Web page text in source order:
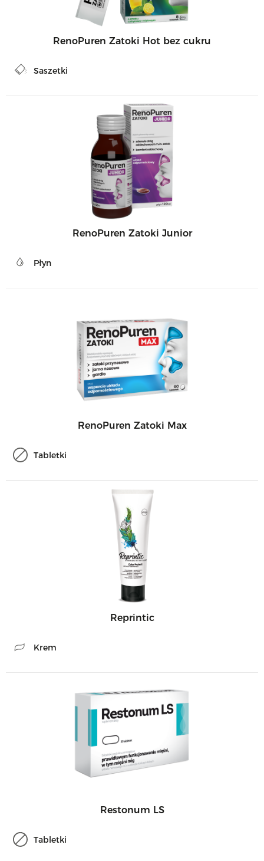
RenoPuren Zatoki Hot bez cukru
Saszetki
RenoPuren Zatoki Junior
Płyn
RenoPuren Zatoki Max
Tabletki
Reprintic
Krem
Restonum LS
Tabletki